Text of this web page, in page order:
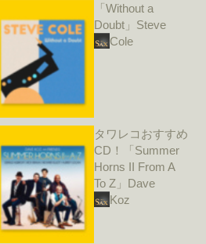
「Without a
Doubt」Steve
Cole
タワレコおすすめ
CD！「Summer
Horns II From A
To Z」Dave
Koz